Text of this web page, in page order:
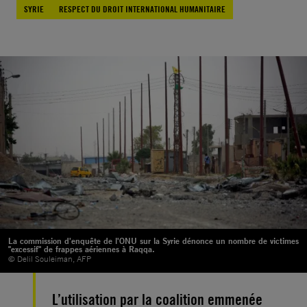
SYRIE
RESPECT DU DROIT INTERNATIONAL HUMANITAIRE
La commission d'enquête de l'ONU sur la Syrie dénonce un nombre de victimes
"excessif" de frappes aériennes à Raqqa.
© Delil Souleiman, AFP
L’utilisation par la coalition emmenée